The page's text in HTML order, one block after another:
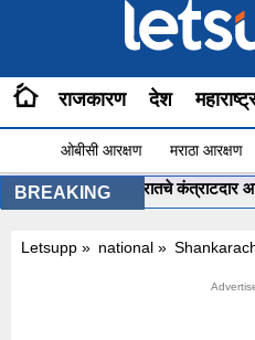
राजकारण देश
ओबीसी आरक्षण मराठा आरक्षण
BREAKINGगुजरातचे कंत्राटदार आणले ;
Letsupp » national »